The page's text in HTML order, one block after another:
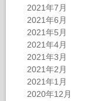
2021年7月
2021年6月
2021年5月
2021年4月
2021年3月
2021年2月
2021年1月
2020年12月